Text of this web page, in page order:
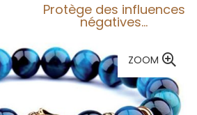
Protège des influences
négatives...
ZOOM